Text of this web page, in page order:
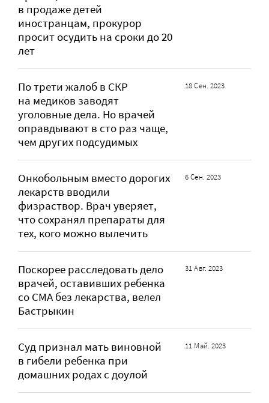
в продаже детей
иностранцам, прокурор
просит осудить на сроки до 20
лет
По трети жалоб в СКР
на медиков заводят
уголовные дела. Но врачей
оправдывают в сто раз чаще,
чем других подсудимых
18 Сен. 2023
Онкобольным вместо дорогих
лекарств вводили
физраствор. Врач уверяет,
что сохранял препараты для
тех, кого можно вылечить
6 Сен. 2023
Поскорее расследовать дело
врачей, оставивших ребенка
со СМА без лекарства, велел
Бастрыкин
31 Авг. 2023
Суд признал мать виновной
в гибели ребенка при
домашних родах с доулой
11 Май. 2023